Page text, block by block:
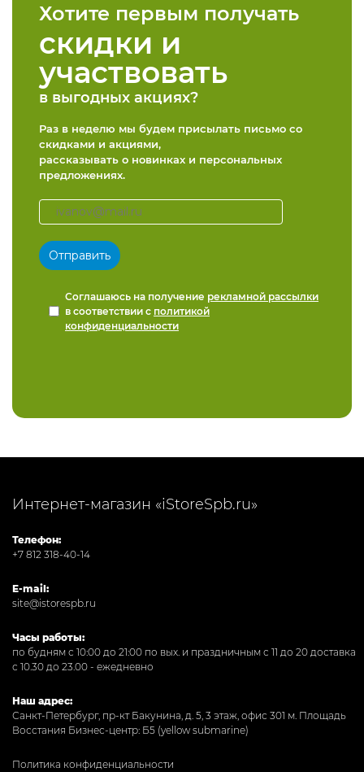
Хотите первым получать
скидки и
участвовать
в выгодных акциях?
Раз в неделю мы будем присылать письмо со
скидками и акциями,
рассказывать о новинках и персональных
предложениях.
Соглашаюсь на получение рекламной рассылки
в соответствии с политикой
конфиденциальности
Интернет-магазин «iStoreSpb.ru»
Телефон:
+7 812 318-40-14
E-mail:
site@istorespb.ru
Часы работы:
по будням с 10:00 до 21:00 по вых. и праздничным с 11 до 20 доставка
с 10.30 до 23.00 - ежедневно
Наш адрес:
Санкт-Петербург, пр-кт Бакунина, д. 5, 3 этаж, офис 301 м. Площадь
Восстания Бизнес-центр: Б5 (yellow submarine)
Политика конфиденциальности